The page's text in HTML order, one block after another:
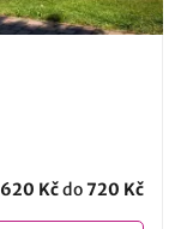
620 Kčdo720 Kč